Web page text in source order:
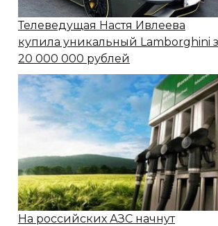
Телеведущая Настя Ивлеева
купила уникальный Lаmborghini
20 000 000 рублей
На российских АЗС начнут